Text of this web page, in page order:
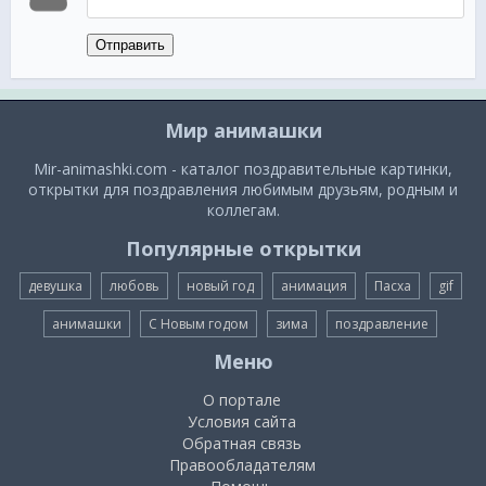
Отправить
Мир анимашки
Mir-animashki.com - каталог поздравительные картинки,
открытки для поздравления любимым друзьям, родным и
коллегам.
Популярные открытки
девушка любовь новый год анимация Пасха gif
анимашки С Новым годом зима поздравление
Меню
О портале
Условия сайта
Обратная связь
Правообладателям